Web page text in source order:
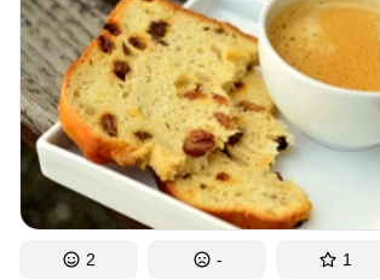
à la suédoise selon le principe lagom (ni trop,
quelque chose de suffisant, de tout juste bien).
riche en histoire, l’ordre et la régularité mènent
bien réfléchi, jusqu’au moindre détail, et tout
gens se sentent bien, ainsi que les poissons
2 - 1